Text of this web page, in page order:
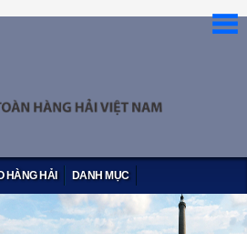
HÀNG HẢI DANH MỤC